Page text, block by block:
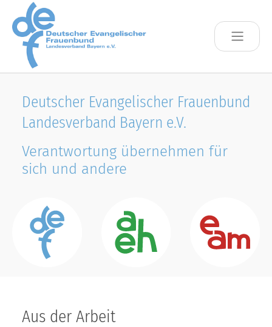
Skip to main content
Deutscher Evangelischer Frauenbund
Landesverband Bayern e.V.
Verantwortung übernehmen für
sich und andere
Aus der Arbeit